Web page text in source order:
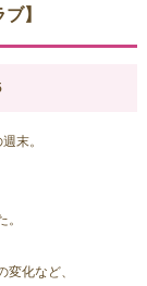
】
末。
化など、